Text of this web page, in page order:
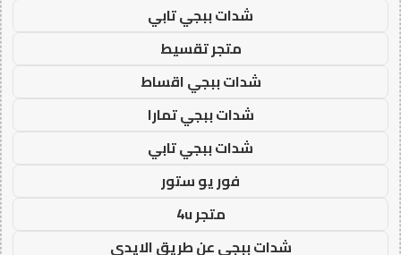
شدات ببجي تابي
متجر تقسيط
شدات ببجي اقساط
شدات ببجي تمارا
شدات ببجي تابي
فور يو ستور
متجر 4u
شدات ببجي عن طريق الايدي